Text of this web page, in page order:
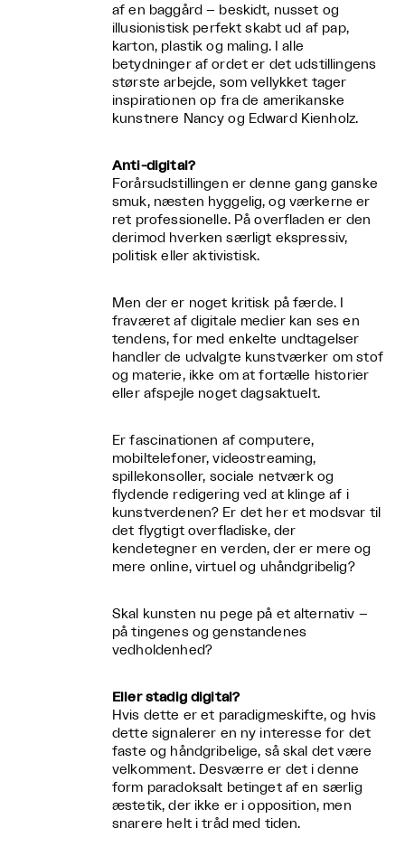
af en baggård – beskidt, nusset og
illusionistisk perfekt skabt ud af pap,
karton, plastik og maling. I alle
betydninger af ordet er det udstillingens
største arbejde, som vellykket tager
inspirationen op fra de amerikanske
kunstnere Nancy og Edward Kienholz.
Anti-digital?
Forårsudstillingen er denne gang ganske
smuk, næsten hyggelig, og værkerne er
ret professionelle. På overfladen er den
derimod hverken særligt ekspressiv,
politisk eller aktivistisk.
Men der er noget kritisk på færde. I
fraværet af digitale medier kan ses en
tendens, for med enkelte undtagelser
handler de udvalgte kunstværker om stof
og materie, ikke om at fortælle historier
eller afspejle noget dagsaktuelt.
Er fascinationen af computere,
mobiltelefoner, videostreaming,
spillekonsoller, sociale netværk og
flydende redigering ved at klinge af i
kunstverdenen? Er det her et modsvar til
det flygtigt overfladiske, der
kendetegner en verden, der er mere og
mere online, virtuel og uhåndgribelig?
Skal kunsten nu pege på et alternativ –
på tingenes og genstandenes
vedholdenhed?
Eller stadig digital?
Hvis dette er et paradigmeskifte, og hvis
dette signalerer en ny interesse for det
faste og håndgribelige, så skal det være
velkomment. Desværre er det i denne
form paradoksalt betinget af en særlig
æstetik, der ikke er i opposition, men
snarere helt i tråd med tiden.